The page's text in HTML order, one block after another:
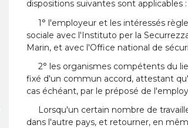
dispositions suivantes sont applicables :
1° l'employeur et les intéressés
sociale avec l'Instituto per la
Marin, et avec l'Office national de
2° les organismes compétents du
fixé d'un commun accord, attestant
cas échéant, par le préposé de
Lorsqu'un certain nombre de
dans l'autre pays, et retourner, en